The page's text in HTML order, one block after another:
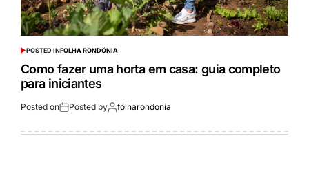
POSTED INFOLHA RONDÔNIA
Como fazer uma horta em casa: guia completo
para iniciantes
Posted on Posted by folharondonia